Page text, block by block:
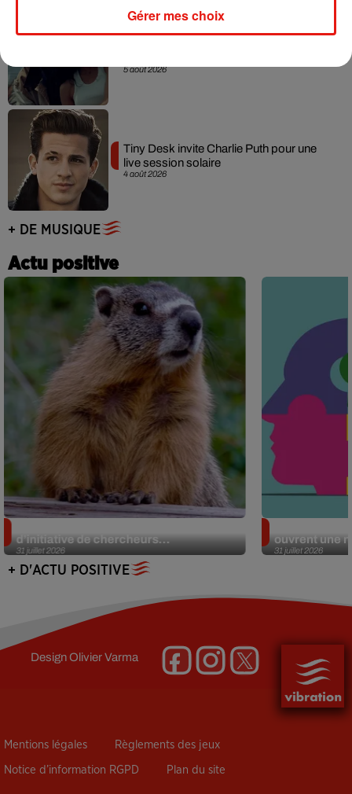
5 août 2026
4 août 2026
Tiny Desk invite Charlie Puth pour une
live session solaire
+ DE MUSIQUE
Actu positive
31 juillet 2026
d’initiative de chercheurs...
31 juillet 2026
ouvrent une
+ D'ACTU POSITIVE
DesignOlivier Varma
Mentions légales Règlements des jeux
Notice d’information RGPD Plan du site
Gérer mes choix